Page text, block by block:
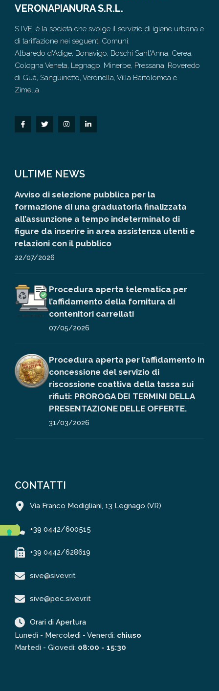
VERONAPIANURA S.R.L.
S.I.VE. è la società che svolge il servizio di igiene urbana e
di tariffazione nei seguenti Comuni:
Albaredo d'Adige, Bonavigo, Boschi Sant'Anna, Cerea,
Cologna Veneta, Legnago, Minerbe, Pressana, Roveredo
di Guà, Sanguinetto, Veronella, Villa Bartolomea e
Zimella.
ULTIME NEWS
Avviso di selezione pubblica per la
formazione di una graduatoria finalizzata
all’assunzione a tempo indeterminato di
figure da inserire in area assistenza utenti e
relazioni con il pubblico
22/07/2026
Procedura aperta telematica per
l’affidamento della fornitura di
contenitori carrellati
07/05/2026
Procedura aperta per l’affidamento in
concessione del servizio di
riscossione coattiva della tassa sui
rifiuti: PROROGA DEI TERMINI DELLA
PRESENTAZIONE DELLE OFFERTE.
31/03/2026
CONTATTI
Via Franco Modigliani, 13 Legnago (VR)
+39 0442/600515
+39 0442/628619
sive@sivevr.it
sive@pec.sivevr.it
Orari di Apertura
Lunedì - Mercoledì - Venerdì: chiuso
Martedì - Giovedì: 08:00 - 15:30